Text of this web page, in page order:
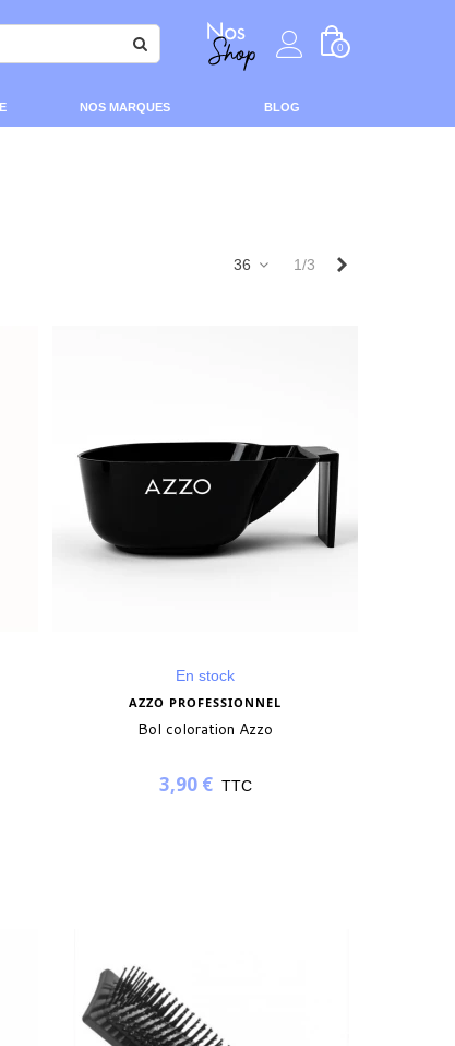
0
NOS MARQUES BLOG
36 1/3
En stock
AZZO PROFESSIONNEL
Bol coloration Azzo
3,90 € TTC